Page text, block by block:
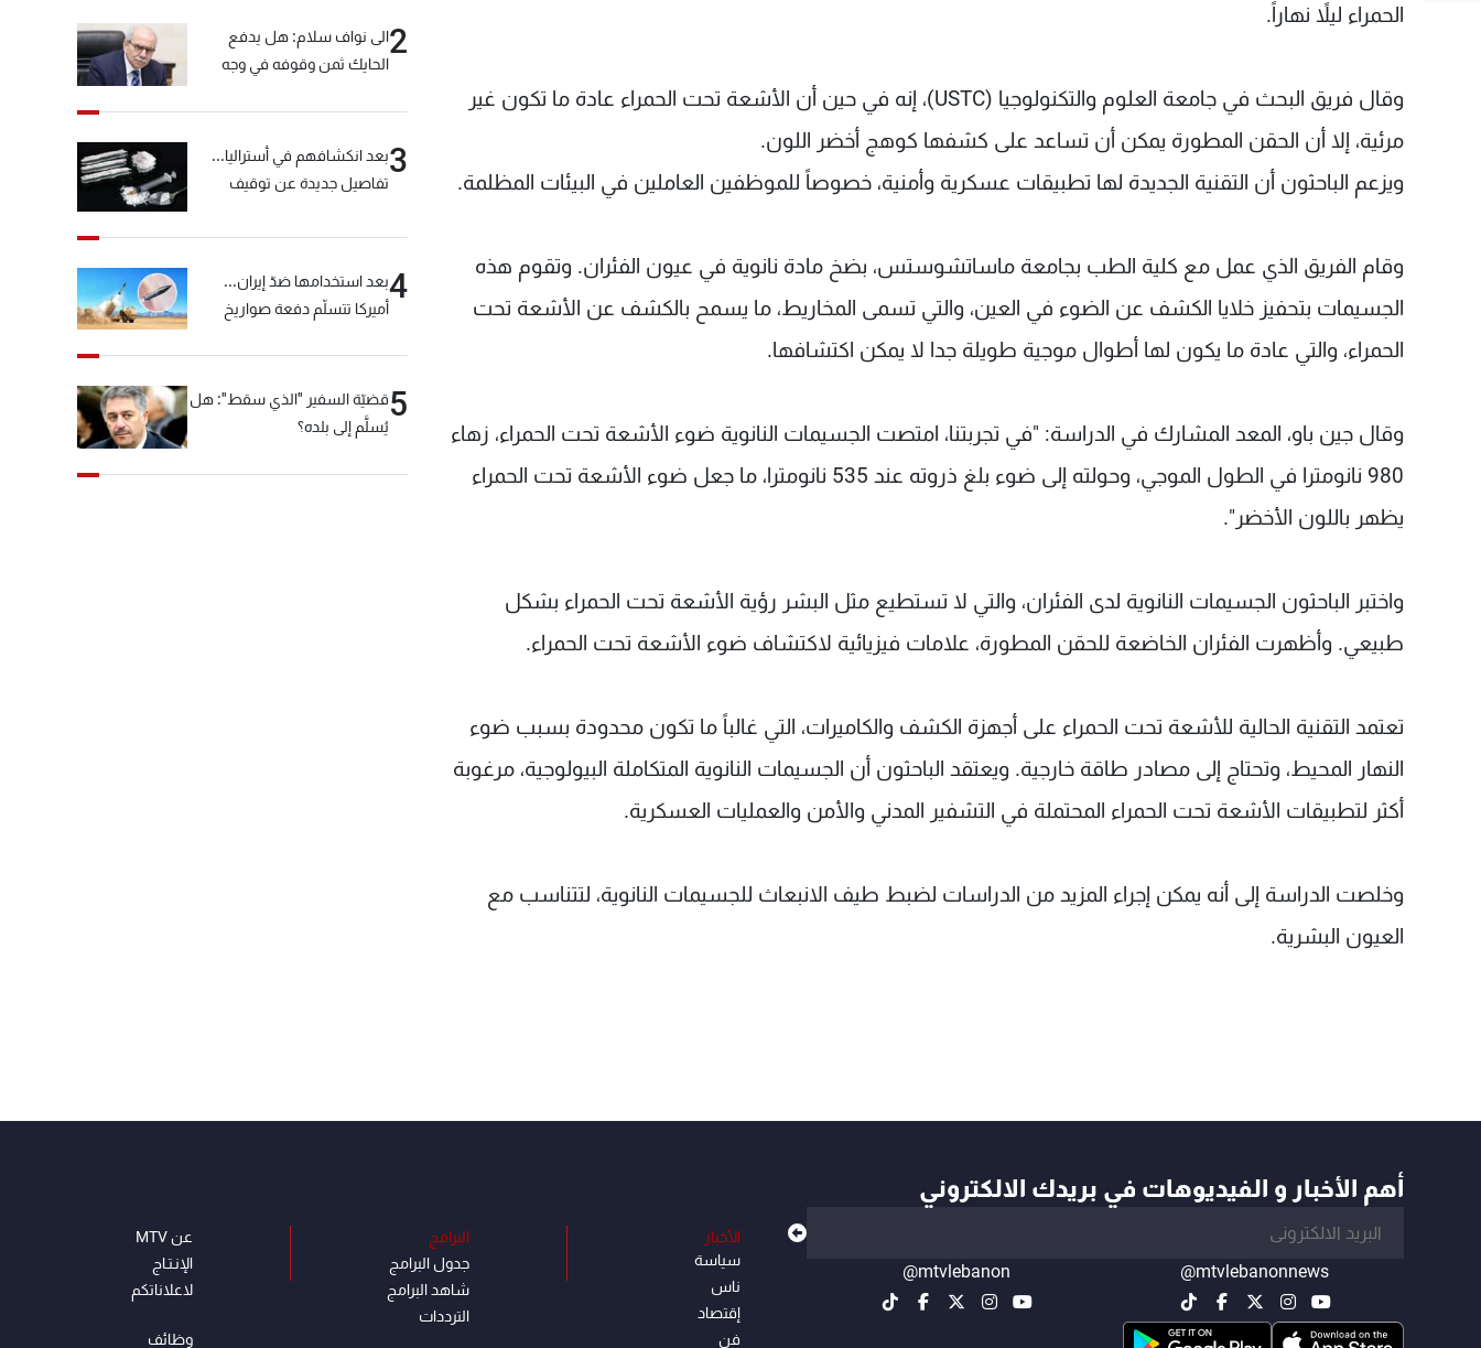
الحمراء ليلاً نهاراً.
وقال فريق البحث في جامعة العلوم والتكنولوجيا (USTC)، إنه في حين أن الأشعة تحت الحمراء عادة ما تكون غير
مرئية، إلا أن الحقن المطورة يمكن أن تساعد على كشفها كوهج أخضر اللون.
ويزعم الباحثون أن التقنية الجديدة لها تطبيقات عسكرية وأمنية، خصوصاً للموظفين العاملين في البيئات المظلمة.
وقام الفريق الذي عمل مع كلية الطب بجامعة ماساتشوستس، بضخ مادة نانوية في عيون الفئران. وتقوم هذه
الجسيمات بتحفيز خلايا الكشف عن الضوء في العين، والتي تسمى المخاريط، ما يسمح بالكشف عن الأشعة تحت
الحمراء، والتي عادة ما يكون لها أطوال موجية طويلة جدا لا يمكن اكتشافها.
وقال جين باو، المعد المشارك في الدراسة: "في تجربتنا، امتصت الجسيمات النانوية ضوء الأشعة تحت الحمراء، زهاء
980 نانومترا في الطول الموجي، وحولته إلى ضوء بلغ ذروته عند 535 نانومترا، ما جعل ضوء الأشعة تحت الحمراء
يظهر باللون الأخضر".
واختبر الباحثون الجسيمات النانوية لدى الفئران، والتي لا تستطيع مثل البشر رؤية الأشعة تحت الحمراء بشكل
طبيعي. وأظهرت الفئران الخاضعة للحقن المطورة، علامات فيزيائية لاكتشاف ضوء الأشعة تحت الحمراء.
تعتمد التقنية الحالية للأشعة تحت الحمراء على أجهزة الكشف والكاميرات، التي غالباً ما تكون محدودة بسبب ضوء
النهار المحيط، وتحتاج إلى مصادر طاقة خارجية. ويعتقد الباحثون أن الجسيمات النانوية المتكاملة البيولوجية، مرغوبة
أكثر لتطبيقات الأشعة تحت الحمراء المحتملة في التشفير المدني والأمن والعمليات العسكرية.
وخلصت الدراسة إلى أنه يمكن إجراء المزيد من الدراسات لضبط طيف الانبعاث للجسيمات النانوية، لتتناسب مع
العيون البشرية.
2الى نواف سلام: هل يدفع
الحايك ثمن وقوفه في وجه
3بعد انكشافهم في أستراليا...
تفاصيل جديدة عن توقيف
4بعد استخدامها ضدّ إيران...
أميركا تتسلّم دفعة صواريخ
5قضيّة السفير "الذي سقط": هل
يُسلَّم إلى بلده؟
أهم الأخبار و الفيديوهات في بريدك الالكتروني
@mtvlebanonnews
@mtvlebanon
الأخبار
سياسة
ناس
إقتصاد
فن
البرامج
جدول البرامج
شاهد البرامج
الترددات
عن MTV
الإنـتـاج
لاعلاناتكم
وظائف